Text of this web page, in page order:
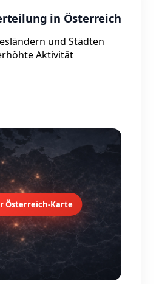
in Österreich
und Städten
Aktivität
Österreich-Karte